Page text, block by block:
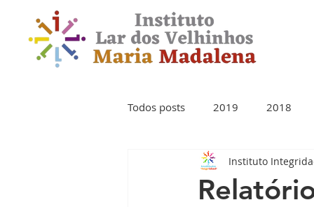
Todos posts 2019 2018
Instituto